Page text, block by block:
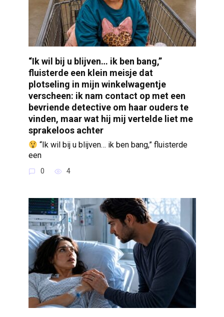
“Ik wil bij u blijven… ik ben bang,”
fluisterde een klein meisje dat
plotseling in mijn winkelwagentje
verscheen: ik nam contact op met een
bevriende detective om haar ouders te
vinden, maar wat hij mij vertelde liet me
sprakeloos achter
“Ik wil bij u blijven… ik ben bang,” fluisterde
een
0 4